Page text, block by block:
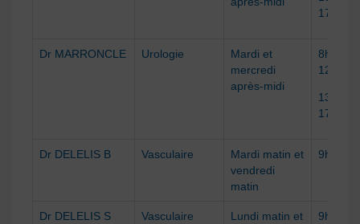
17h
Dr MARRONCLE Urologie
Mardi et
mercredi
après-midi
8h30 à
12h
13h30 à
17h
Dr DELELIS B Vasculaire
Mardi matin et
vendredi
matin
9h à
Dr DELELIS S Vasculaire
Lundi matin et
9h à